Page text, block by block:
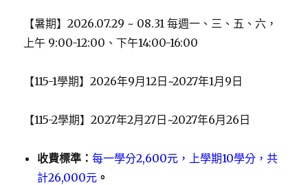
【暑期】2026.07.29 ~ 08.31 每週一、三、五、六，
上午 9:00-12:00、下午14:00-16:00
【115-1學期】2026年9月12日~2027年1月9日
【115-2學期】2027年2月27日~2027年6月26日
收費標準：每一學分2,600元，上學期10學分，共
計26,000元 。